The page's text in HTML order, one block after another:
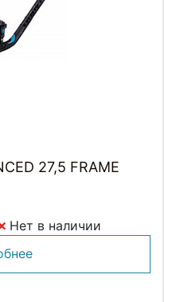
27,5 FRAME
Нет в наличии